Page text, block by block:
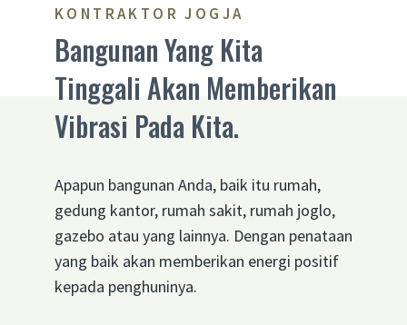
KONTRAKTOR JOGJA
Bangunan Yang Kita
Tinggali Akan Memberikan
Vibrasi Pada Kita.
Apapun bangunan Anda, baik itu rumah,
gedung kantor, rumah sakit, rumah joglo,
gazebo atau yang lainnya. Dengan penataan
yang baik akan memberikan energi positif
kepada penghuninya.